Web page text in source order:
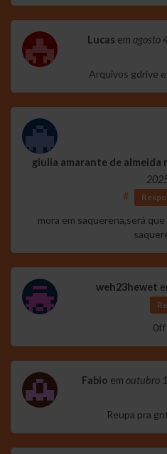
Lucas em agosto
Arquivos gdrive
giulia amarante de almeida
#
mora em saquerena,será
weh23hewet
0ff
Fabio em outubro
Reupa pra